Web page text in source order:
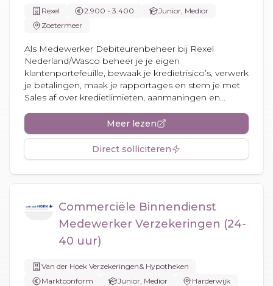
Rexel 2.900 - 3.400
Junior, Medior
Zoetermeer
Als Medewerker Debiteurenbeheer bij Rexel
Nederland/Wasco beheer je je eigen
klantenportefeuille, bewaak je kredietrisico’s, verwerk
je betalingen, maak je rapportages en stem je met
Sales af over kredietlimieten, aanmaningen en...
Meer lezen
Direct solliciteren
Commerciële Binnendienst
Medewerker Verzekeringen (24-
40 uur)
Van der Hoek Verzekeringen& Hypotheken
Marktconform
Junior, Medior Harderwijk